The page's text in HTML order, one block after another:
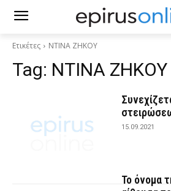
Ετικέτες ΝΤΙΝΑ ΖΗΚΟΥ
Tag: ΝΤΙΝΑ ΖΗΚΟΥ
15.09.2021
Το όνομα